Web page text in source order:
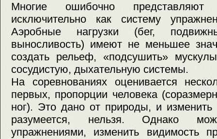
Многие ошибочно представляют
исключительно как систему
Аэробные нагрузки (бег,
выносливость) имеют не меньшее
создать рельеф, «подсушить»
сосудистую, дыхательную системы.
На соревнованиях оценивается
первых, пропорции человека
ног). Это дано от природы, и изменить
разумеется, нельзя. Однако
упражнениями, изменить видимость